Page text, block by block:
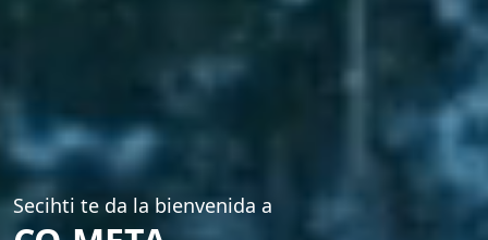
Secihti te da la bienvenida a